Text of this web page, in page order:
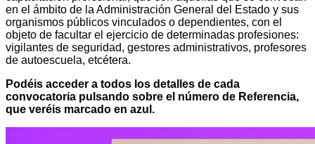
en el ámbito de la Administración General del Estado y sus
organismos públicos vinculados o dependientes, con el
objeto de facultar el ejercicio de determinadas profesiones:
vigilantes de seguridad, gestores administrativos, profesores
de autoescuela, etcétera.
Podéis acceder a todos los detalles de cada
convocatoria pulsando sobre el número de Referencia,
que veréis marcado en azul.